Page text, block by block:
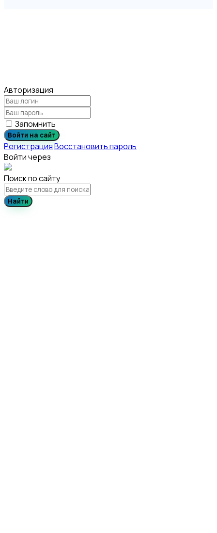
Авторизация
Запомнить
Войти на сайт
РегистрацияВосстановить пароль
Войти через
Поиск по сайту
Найти